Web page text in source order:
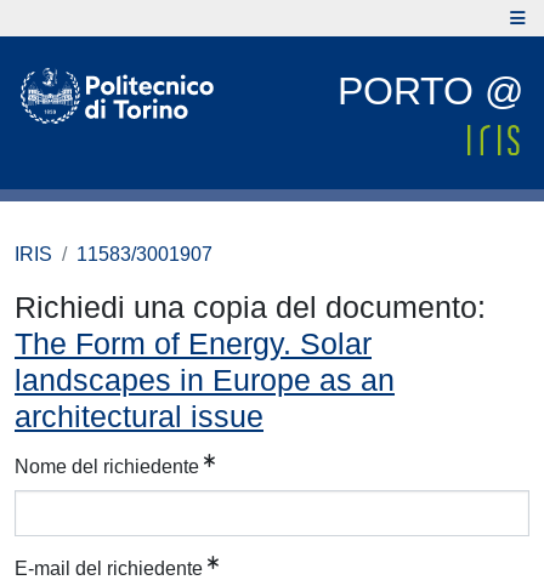
PORTO @
IRIS 11583/3001907
Richiedi una copia del documento:
The Form of Energy. Solar
landscapes in Europe as an
architectural issue
Nome del richiedente
E-mail del richiedente